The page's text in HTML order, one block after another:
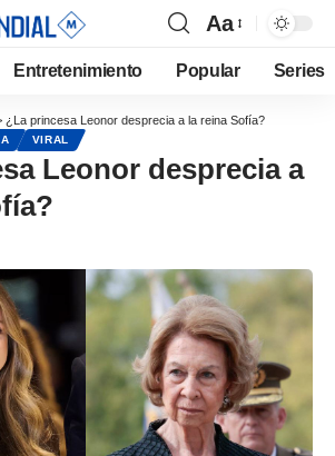
Aa
Entretenimiento Popular Series
¿La princesa Leonor desprecia a la reina Sofía?
VIRAL
Leonor desprecia a